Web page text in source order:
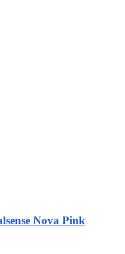
Nova Pink